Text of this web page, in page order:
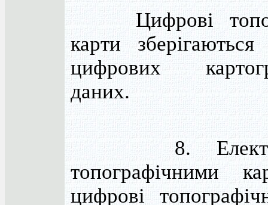
Цифрові
карти
цифрових
даних.
8.
топографічними
цифрові